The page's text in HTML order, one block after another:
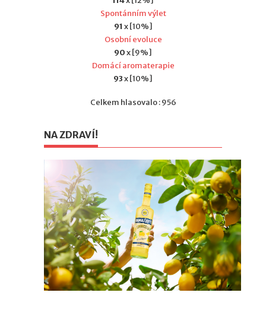
Spontánním výlet
91 x [10%]
Osobní evoluce
90x [9%]
Domácí aromaterapie
93x [10%]
Celkem hlasovalo : 956
NA ZDRAVÍ!